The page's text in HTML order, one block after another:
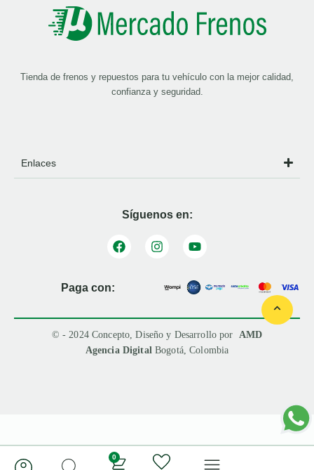
0
Tienda de frenos y repuestos para tu vehículo con la mejor calidad,
confianza y seguridad.
Enlaces
Síguenos en:
Paga con:
© - 2024 Concepto, Diseño y Desarrollo por AMD
Agencia Digital Bogotá, Colombia